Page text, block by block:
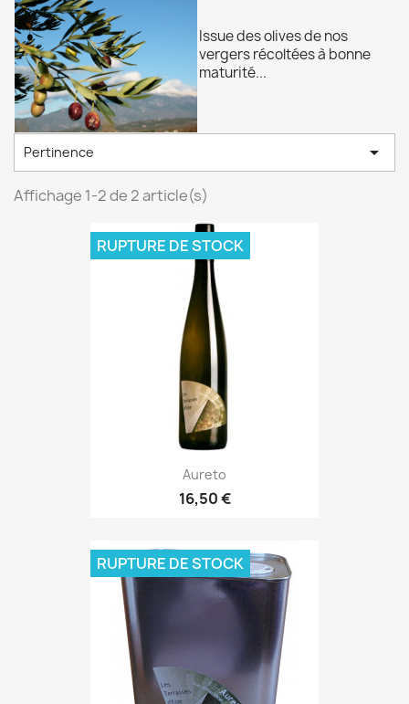
Issue des olives de nos
vergers récoltées à bonne
maturité...
Pertinence 
Affichage 1-2 de 2 article(s)
Aureto
16,50 €
RUPTURE DE STOCK
RUPTURE DE STOCK